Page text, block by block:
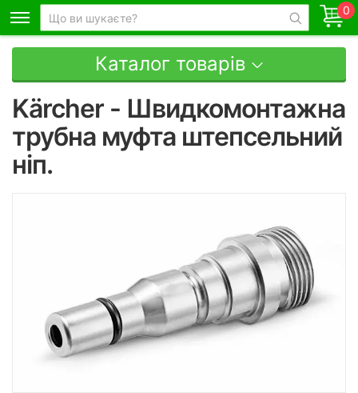
0
Каталог товарів
Kärcher - Швидкомонтажна
трубна муфта штепсельний
ніп.